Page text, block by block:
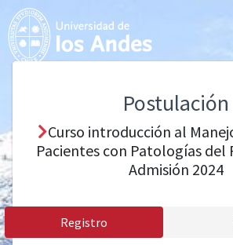
Postulación
Curso introducción al
Pacientes con Patologías del
Admisión 2024
Registro